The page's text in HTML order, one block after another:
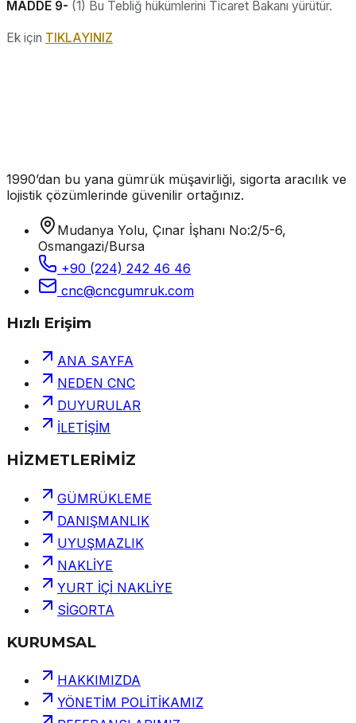
MADDE 9- (1) Bu Tebliğ hükümlerini Ticaret Bakanı yürütür.
Ek için TIKLAYINIZ
1990’dan bu yana gümrük müşavirliği, sigorta aracılık ve
lojistik çözümlerinde güvenilir ortağınız.
Mudanya Yolu, Çınar İşhanı No:2/5-6,
Osmangazi/Bursa
+90 (224) 242 46 46
cnc@cncgumruk.com
Hızlı Erişim
ANA SAYFA
NEDEN CNC
DUYURULAR
İLETİŞİM
HİZMETLERİMİZ
GÜMRÜKLEME
DANIŞMANLIK
UYUŞMAZLIK
NAKLİYE
YURT İÇİ NAKLİYE
SİGORTA
KURUMSAL
HAKKIMIZDA
YÖNETİM POLİTİKAMIZ